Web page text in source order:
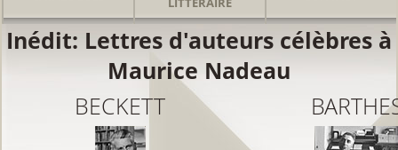
Inédit: Lettres d'auteurs célèbres à
Maurice Nadeau
BECKETT